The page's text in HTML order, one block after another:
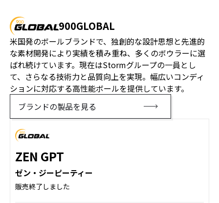
900GLOBAL
米国発のボールブランドで、独創的な設計思想と先進的
な素材開発により実績を積み重ね、多くのボウラーに選
ばれ続けています。現在はStormグループの一員とし
て、さらなる技術力と品質向上を実現。幅広いコンディ
ションに対応する高性能ボールを提供しています。
ブランドの製品を見る
ZEN GPT
ゼン・ジーピーティー
販売終了しました